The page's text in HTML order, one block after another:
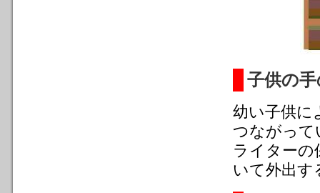
子供の
幼い子供に
つながって
ライターの
いて外出す